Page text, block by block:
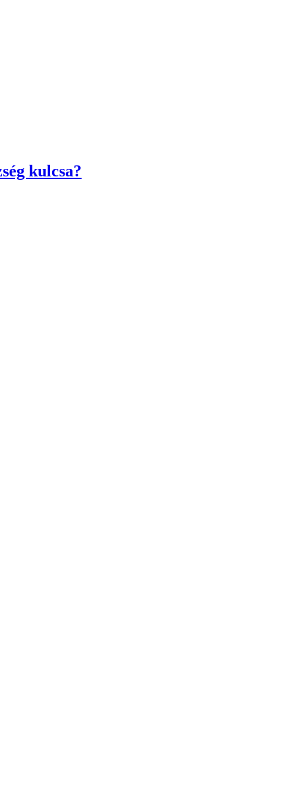
kulcsa?